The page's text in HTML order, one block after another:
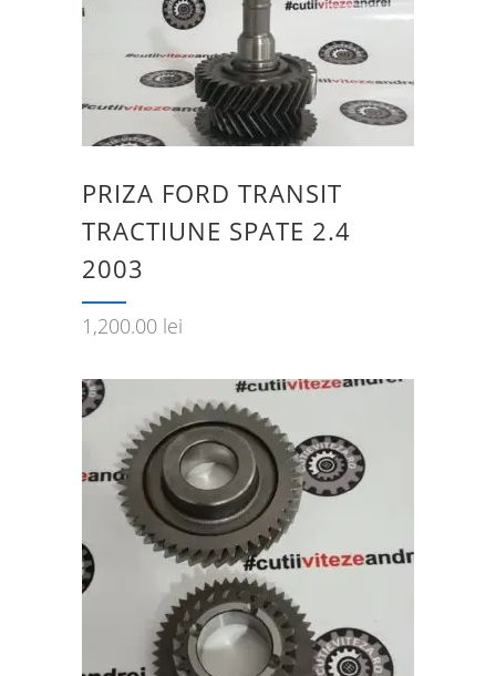
PRIZA FORD TRANSIT
TRACTIUNE SPATE 2.4
2003
1,200.00 lei